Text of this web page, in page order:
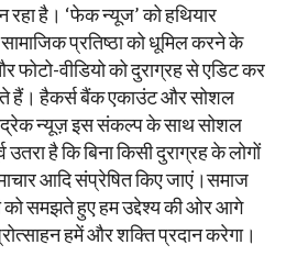
रहा है। ‘फेक न्यूज’ को हथियार
प्रतिष्ठा को धूमिल करने के
फोटो-वीडियो को दुराग्रह से एडिट कर
हैं। हैकर्स बैंक एकाउंट और सोशल
न्यूज़ इस संकल्प के साथ सोशल
उतरा है कि बिना किसी दुराग्रह के लोगों
आदि संप्रेषित किए जाएं।समाज
को समझते हुए हम उद्देश्य की ओर आगे
हमें और शक्ति प्रदान करेगा।